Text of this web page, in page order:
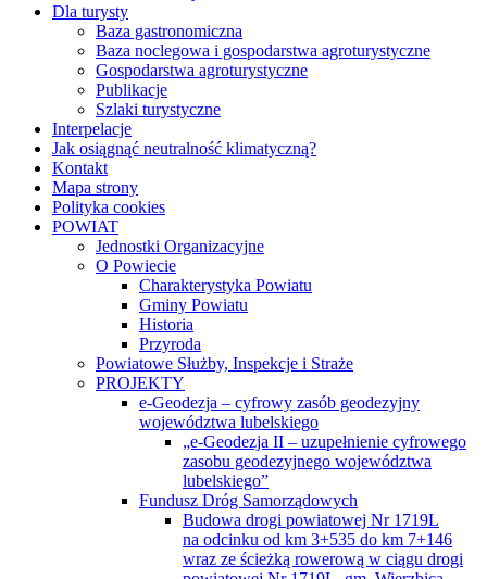
Dla turysty
Baza gastronomiczna
Baza noclegowa i gospodarstwa agroturystyczne
Gospodarstwa agroturystyczne
Publikacje
Szlaki turystyczne
Interpelacje
Jak osiągnąć neutralność klimatyczną?
Kontakt
Mapa strony
Polityka cookies
POWIAT
Jednostki Organizacyjne
O Powiecie
Charakterystyka Powiatu
Gminy Powiatu
Historia
Przyroda
Powiatowe Służby, Inspekcje i Straże
PROJEKTY
e-Geodezja – cyfrowy zasób geodezyjny
województwa lubelskiego
„e-Geodezja II – uzupełnienie cyfrowego
zasobu geodezyjnego województwa
lubelskiego”
Fundusz Dróg Samorządowych
Budowa drogi powiatowej Nr 1719L
na odcinku od km 3+535 do km 7+146
wraz ze ścieżką rowerową w ciągu drogi